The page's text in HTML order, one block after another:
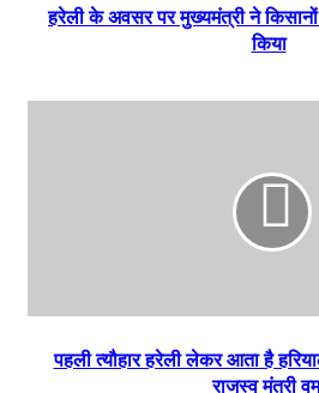
हरेली के अवसर पर मुख्यमंत्री ने
किया
पहली त्यौहार हरेली लेकर आता है
राजस्व मंत्री